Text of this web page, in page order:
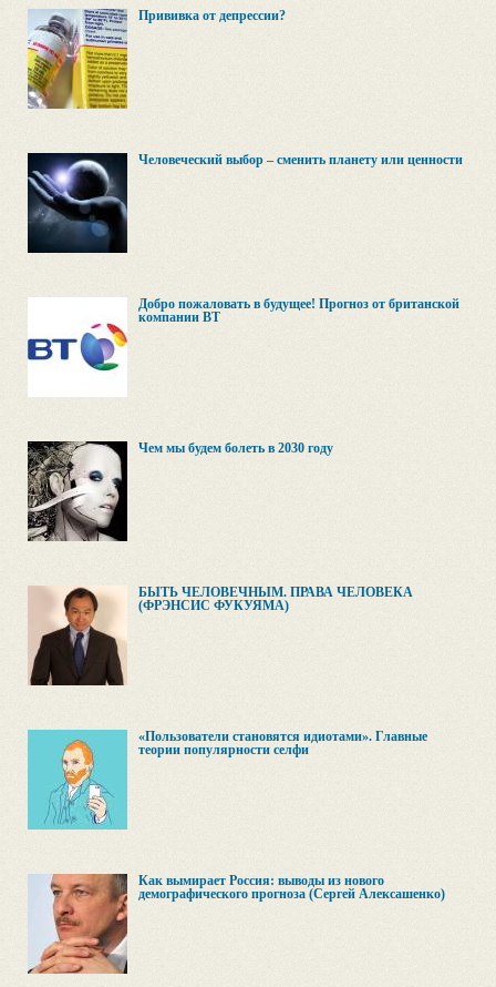
Прививка от депрессии?
Человеческий выбор – сменить планету или ценности
Добро пожаловать в будущее! Прогноз от британской
компании BT
Чем мы будем болеть в 2030 году
БЫТЬ ЧЕЛОВЕЧНЫМ. ПРАВА ЧЕЛОВЕКА
(ФРЭНСИС ФУКУЯМА)
«Пользователи становятся идиотами». Главные
теории популярности селфи
Как вымирает Россия: выводы из нового
демографического прогноза (Сергей Алексашенко)